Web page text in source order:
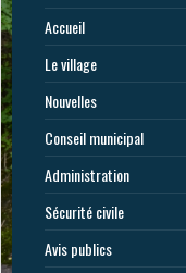
Accueil
Le village
Nouvelles
Conseil municipal
Administration
Sécurité civile
Avis publics